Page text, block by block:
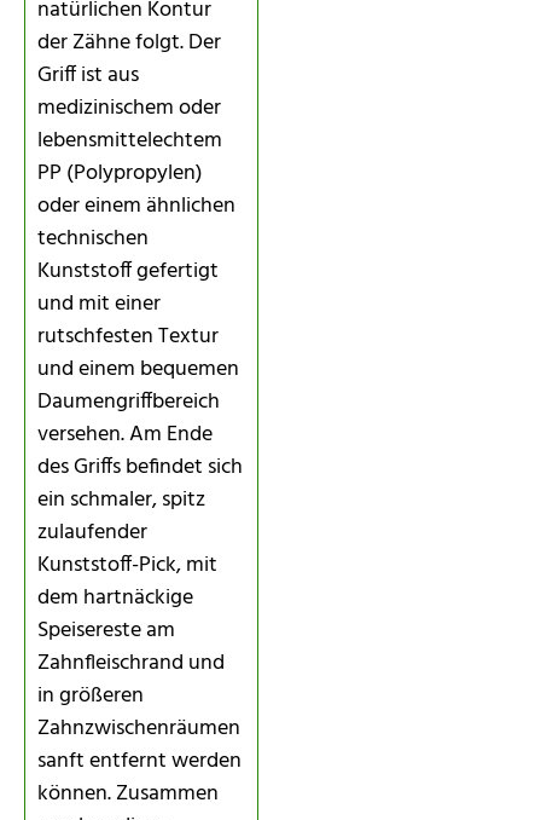
natürlichen Kontur
der Zähne folgt. Der
Griff ist aus
medizinischem oder
lebensmittelechtem
PP (Polypropylen)
oder einem ähnlichen
technischen
Kunststoff gefertigt
und mit einer
rutschfesten Textur
und einem bequemen
Daumengriffbereich
versehen. Am Ende
des Griffs befindet sich
ein schmaler, spitz
zulaufender
Kunststoff-Pick, mit
dem hartnäckige
Speisereste am
Zahnfleischrand und
in größeren
Zahnzwischenräumen
sanft entfernt werden
können. Zusammen